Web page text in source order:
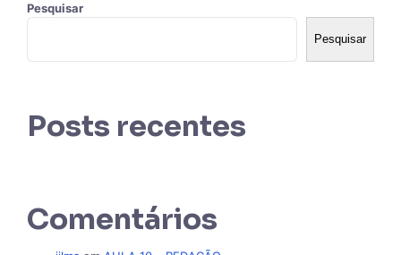
Pesquisar
Pesquisar
Posts recentes
Comentários